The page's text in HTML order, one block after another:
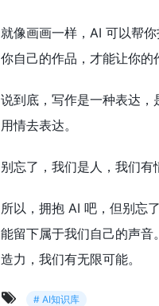
就像画画一样，AI 可以帮
你自己的作品，才能让你的
说到底，写作是一种表达，
用情去表达。
别忘了，我们是人，我们有
所以，拥抱 AI 吧，但别忘
能留下属于我们自己的声
造力，我们有无限可能。
# AI知识库